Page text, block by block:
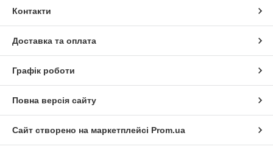
Контакти
Доставка та оплата
Графік роботи
Повна версія сайту
Сайт створено на маркетплейсі Prom.ua